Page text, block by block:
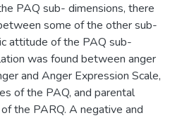
PAQ sub- dimensions, there
some of the other sub-
attitude of the PAQ sub-
was found between anger
and Anger Expression Scale,
of the PAQ, and parental
the PARQ. A negative and